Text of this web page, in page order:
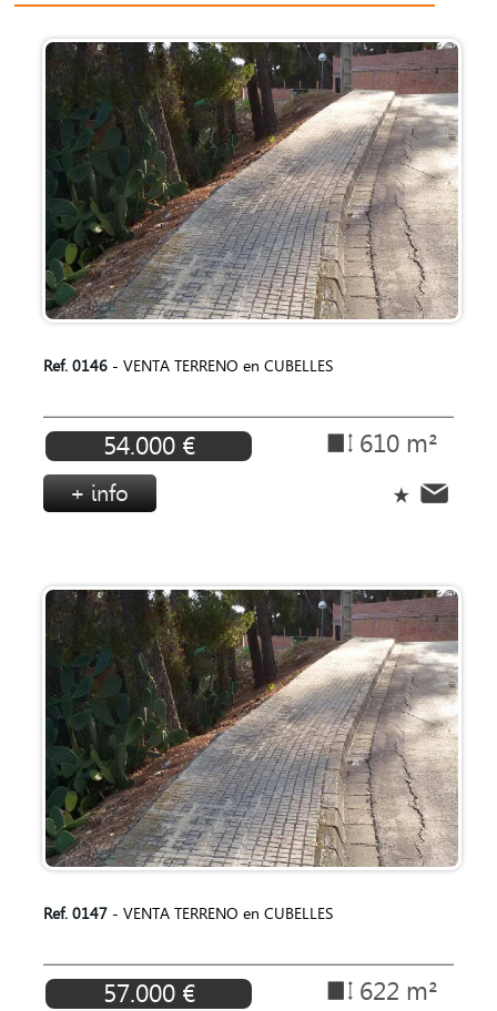
Ref. 0146- VENTA TERRENO en CUBELLES
54.000 € 610 m²
+ info
Ref. 0147- VENTA TERRENO en CUBELLES
57.000 € 622 m²